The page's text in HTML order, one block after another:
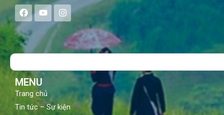
F
a
c
e
b
o
Y
o
u
t
u
b
I
n
s
a
g
Search
MENU
Trang chủ
Tin tức – Sự kiện